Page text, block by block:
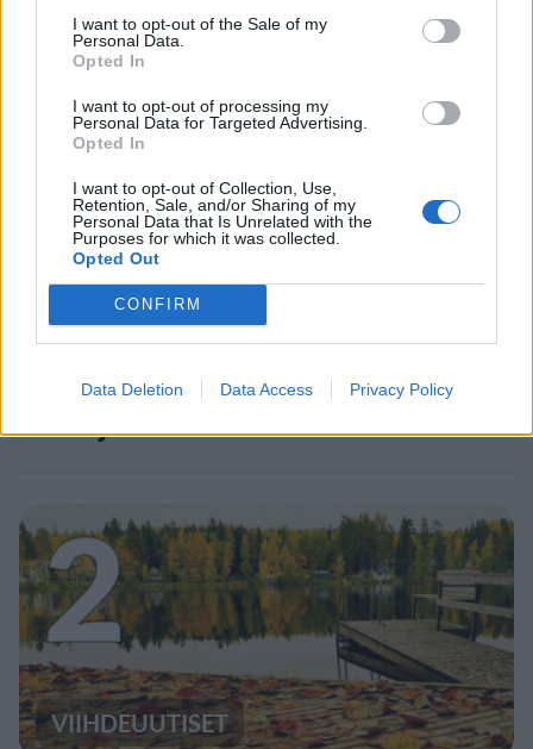
I want to opt-out of the Sale of my
Personal Data.
Opted In
I want to opt-out of processing my
Personal Data for Targeted Advertising.
Opted In
I want to opt-out of Collection, Use,
Retention, Sale, and/or Sharing of my
Personal Data that Is Unrelated with the
Purposes for which it was collected.
Opted Out
CONFIRM
Data Deletion Data Access Privacy Policy
Staran luetuimmat
1
UUTISET
Leskeneläke ei kuulu kaikille –
Kela muistuttaa tärkeästä
ikärajasta
2
VIIHDEUUTISET